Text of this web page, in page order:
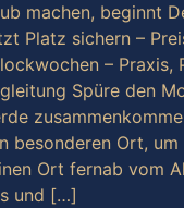
machen, beginnt
Platz sichern –
– Praxis,
Spüre den
besonderen Ort,
Ort fernab vom
und […]